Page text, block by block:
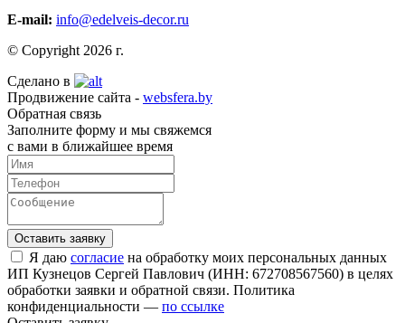
E-mail: info@edelveis-decor.ru
© Copyright 2026 г.
Сделано в
Продвижение сайта - websfera.by
Обратная связь
Заполните форму и мы свяжемся
с вами в ближайшее время
Я даю согласие на обработку моих персональных данных
ИП Кузнецов Сергей Павлович (ИНН: 672708567560) в целях
обработки заявки и обратной связи. Политика
конфиденциальности — по ссылке